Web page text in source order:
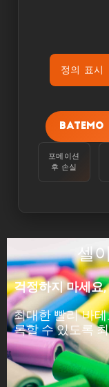
정의 표시
용량은 주변
C/10으로 하
하여 측정합니
ýùÉÙäêýºÇ:
정전류로 하한
ýä▒ÙèÑ:
피크 전력은
니다.
ýáäÙÑÿ:
피크 전류는
니다.
Batemo
포메이션
후 손실
셀
걱정하지 마세요
최대한 빨리 바
록할 수 있도록